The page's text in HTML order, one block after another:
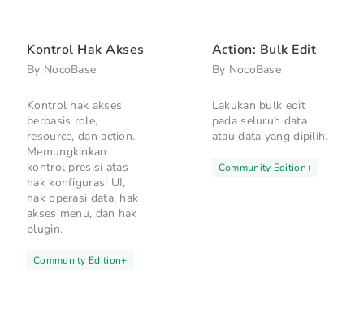
Kontrol Hak Akses
By NocoBase
Kontrol hak akses
berbasis role,
resource, dan action.
Memungkinkan
kontrol presisi atas
hak konfigurasi UI,
hak operasi data, hak
akses menu, dan hak
plugin.
Community Edition+
Action: Bulk Edit
By NocoBase
Lakukan bulk edit
pada seluruh data
atau data yang dipilih.
Community Edition+